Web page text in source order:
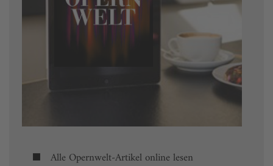
Alle Opernwelt-Artikel online lesen